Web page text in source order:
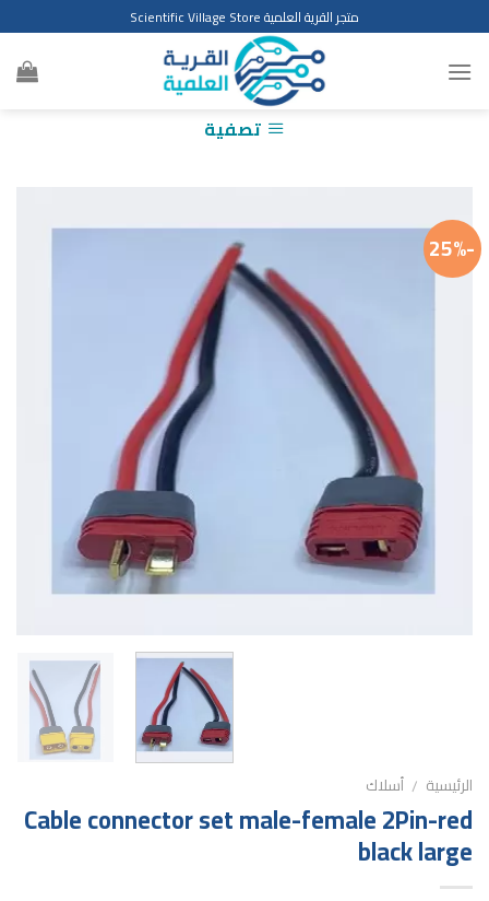
to
content
متجر القرية العلمية Scientific Village Store
تصفية
-25%
الرئيسية / أسلاك
Cable connector set male-female 2Pin-red
black large